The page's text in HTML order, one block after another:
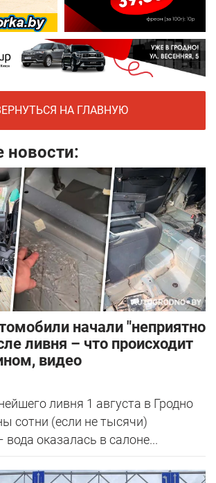
НА ГЛАВНУЮ
новости:
начали "неприятно
ливня – что происходит
видео
ливня 1 августа в Гродно
сотни (если не тысячи)
оказалась в салоне...